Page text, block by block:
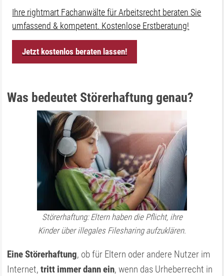
Ihre rightmart Fachanwälte für Arbeitsrecht beraten Sie
umfassend & kompetent. Kostenlose Erstberatung!
Jetzt kostenlos beraten lassen!
Was bedeutet Störerhaftung genau?
Störerhaftung: Eltern haben die Pflicht, ihre
Kinder über illegales Filesharing aufzuklären.
Eine Störerhaftung, ob für Eltern oder andere Nutzer im
Internet,tritt immer dann ein, wenn das Urheberrecht in